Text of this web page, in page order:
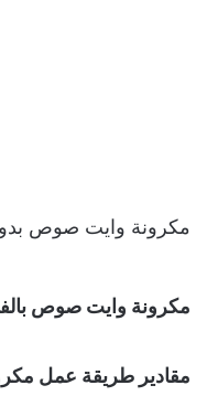
مكرونة وايت صوص
مكرونة وايت صوص
مقادير طريقة عمل